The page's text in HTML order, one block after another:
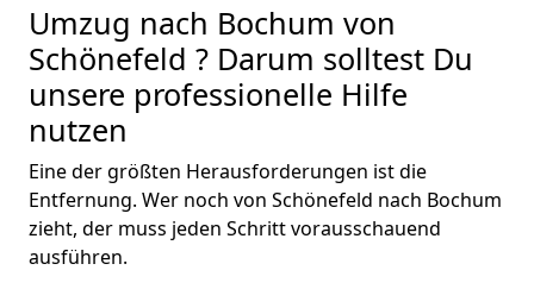
Umzug nach Bochum von
Schönefeld ? Darum solltest Du
unsere professionelle Hilfe
nutzen
Eine der größten Herausforderungen ist die
Entfernung. Wer noch von Schönefeld nach Bochum
zieht, der muss jeden Schritt vorausschauend
ausführen.